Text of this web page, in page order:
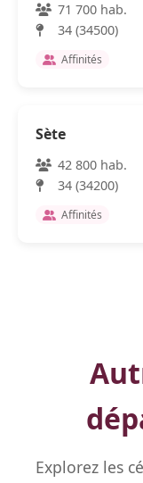
71 700 hab.
34 (34500)
Affinités
Sète
42 800 hab.
34 (34200)
Affinités
Explorez les